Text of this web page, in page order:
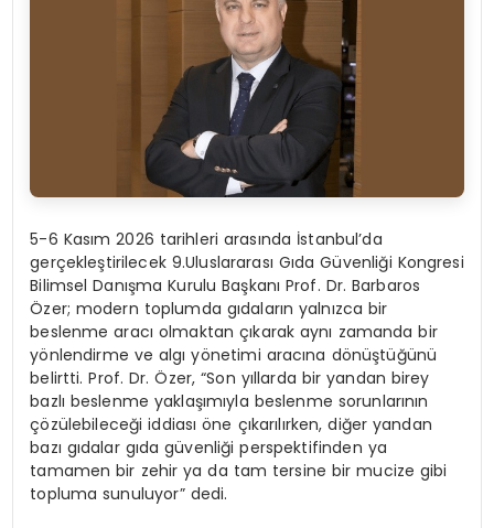
5-6 Kasım 2026 tarihleri arasında İstanbul’da
gerçekleştirilecek 9.Uluslararası Gıda Güvenliği Kongresi
Bilimsel Danışma Kurulu Başkanı Prof. Dr.Barbaros
Özer; modern toplumda gıdaların yalnızca bir
beslenme aracı olmaktan çıkarak aynı zamanda bir
yönlendirme ve algı yönetimi aracına dönüştüğünü
belirtti. Prof. Dr. Özer, “Son yıllarda bir yandan birey
bazlı beslenme yaklaşımıyla beslenme sorunlarının
çözülebileceği iddiası öne çıkarılırken, diğer yandan
bazı gıdalar gıda güvenliği perspektifinden ya
tamamen bir zehir ya da tam tersine bir mucize gibi
topluma sunuluyor” dedi.